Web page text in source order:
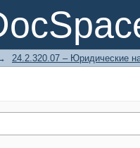
24.2.320.07 – Юридические